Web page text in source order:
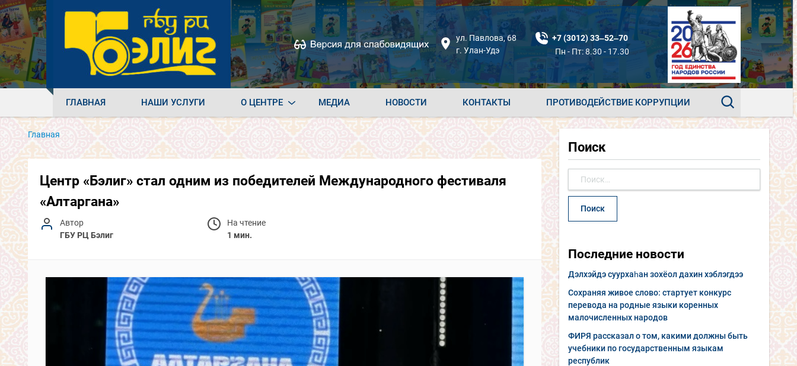
ул. Павлова, 68
г. Улан-Удэ
+7 (3012) 33‒52‒70
Пн - Пт: 8.30 - 17.30
ГЛАВНАЯ НАШИ УСЛУГИ О ЦЕНТРЕ МЕДИА НОВОСТИ КОНТАКТЫ ПРОТИВОДЕЙСТВИЕ КОРРУПЦИИ
Главная
Центр «Бэлиг» стал одним из победителей Международного фестиваля
«Алтаргана»
Автор
ГБУ РЦ Бэлиг
На чтение
1 мин.
Поиск
Последние новости
Дэлхэйдэ суурхаһан зохёол дахин хэблэгдээ
Сохраняя живое слово: стартует конкурс
перевода на родные языки коренных
малочисленных народов
ФИРЯ рассказал о том, какими должны быть
учебники по государственным языкам
республик